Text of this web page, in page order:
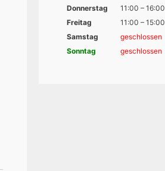
Donnerstag
11:00 – 16:00
Freitag
11:00 – 15:00
Samstag
geschlossen
Sonntag
geschlossen